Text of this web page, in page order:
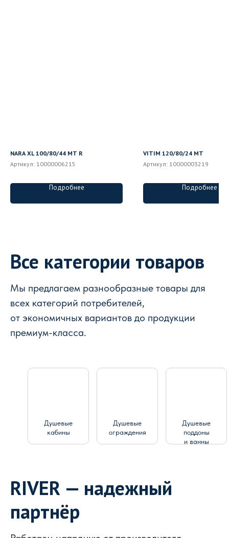
NARA XL 100/80/44 MT R
Артикул: 10000006215
Подробнее
VITIM 120/80/24 MT
Артикул: 10000003219
Подробнее
Все категории товаров
Мы предлагаем разнообразные товары для
всех категорий потребителей,
от экономичных вариантов до продукции
премиум-класса.
Душевые
кабины
Душевые
ограждения
Душевые
поддоны
и ванны
RIVER — надежный
партнёр